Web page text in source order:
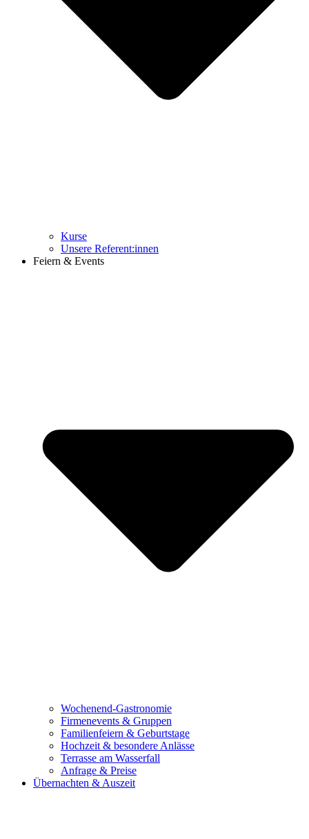
Kurse
Unsere Referent:innen
Feiern & Events
Wochenend-Gastronomie
Firmenevents & Gruppen
Familienfeiern & Geburtstage
Hochzeit & besondere Anlässe
Terrasse am Wasserfall
Anfrage & Preise
Übernachten & Auszeit